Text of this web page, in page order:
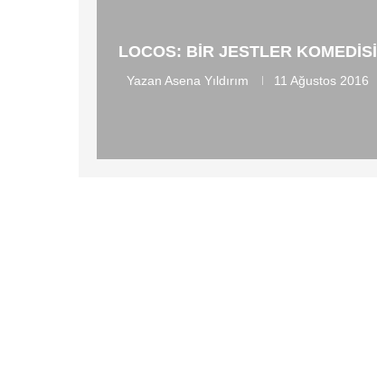
LOCOS: BIR JESTLER KOMEDISI
YazanAsena Yıldırım 11 Ağustos 2016